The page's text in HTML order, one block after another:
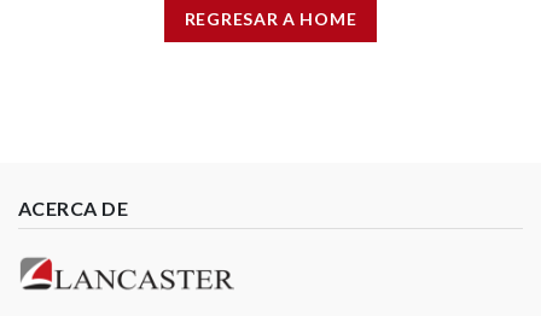
REGRESAR A HOME
ACERCA DE